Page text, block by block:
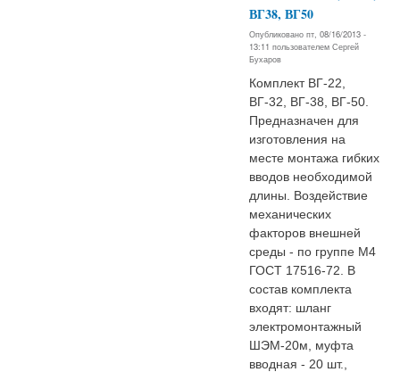
ВГ38, ВГ50
Опубликовано пт, 08/16/2013 -
13:11 пользователем Сергей
Бухаров
Комплект ВГ-22,
ВГ-32, ВГ-38, ВГ-50.
Предназначен для
изготовления на
месте монтажа гибких
вводов необходимой
длины. Воздействие
механических
факторов внешней
среды - по группе М4
ГОСТ 17516-72. В
состав комплекта
входят: шланг
электромонтажный
ШЭМ-20м, муфта
вводная - 20 шт.,